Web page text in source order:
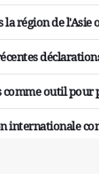
région de l'Asie
outil pour
internationale